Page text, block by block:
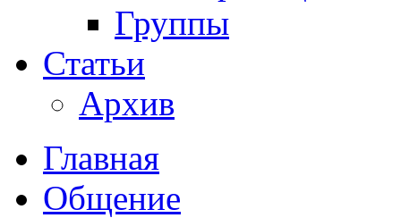
Группы
Статьи
Архив
Главная
Общение